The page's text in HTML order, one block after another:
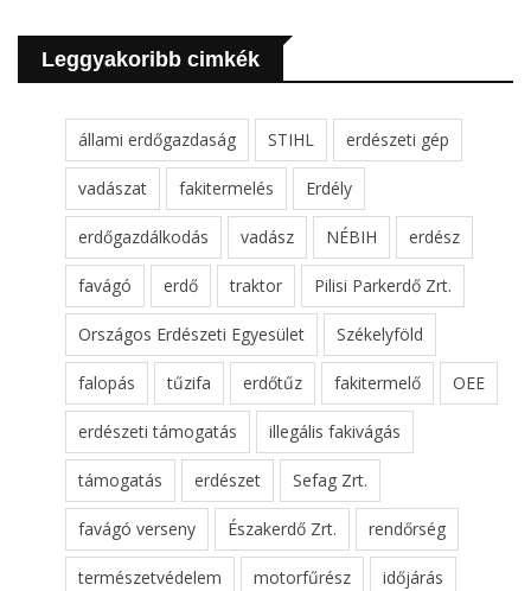
Leggyakoribb cimkék
állami erdőgazdaság STIHL erdészeti gép
vadászat fakitermelés Erdély
erdőgazdálkodás vadász NÉBIH erdész
favágó erdő traktor Pilisi Parkerdő Zrt.
Országos Erdészeti Egyesület Székelyföld
falopás tűzifa erdőtűz fakitermelő OEE
erdészeti támogatás illegális fakivágás
támogatás erdészet Sefag Zrt.
favágó verseny Északerdő Zrt. rendőrség
természetvédelem motorfűrész időjárás